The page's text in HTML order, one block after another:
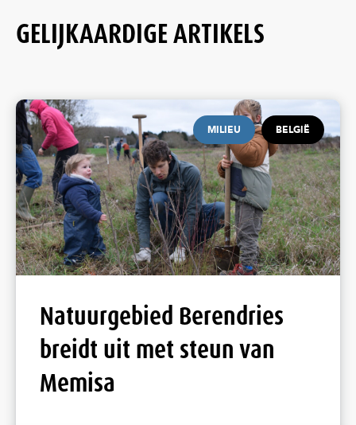
GELIJKAARDIGE ARTIKELS
MILIEU BELGIË
Natuurgebied Berendries
breidt uit met steun van
Memisa